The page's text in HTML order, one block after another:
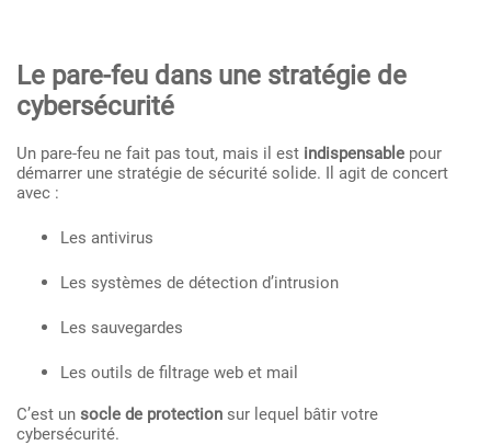
Le pare-feu dans une stratégie de
cybersécurité
Un pare-feu ne fait pas tout, mais il est indispensable pour
démarrer une stratégie de sécurité solide. Il agit de concert
avec :
Les antivirus
Les systèmes de détection d’intrusion
Les sauvegardes
Les outils de filtrage web et mail
C’est un socle de protection sur lequel bâtir votre
cybersécurité.